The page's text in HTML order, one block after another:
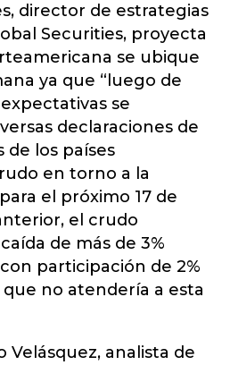
director de estrategias
Securities, proyecta
se ubique
ya que “luego de
se
declaraciones de
de los países
en torno a la
el próximo 17 de
el crudo
de más de 3%
participación de 2%
no atendería a esta
Velásquez, analista de